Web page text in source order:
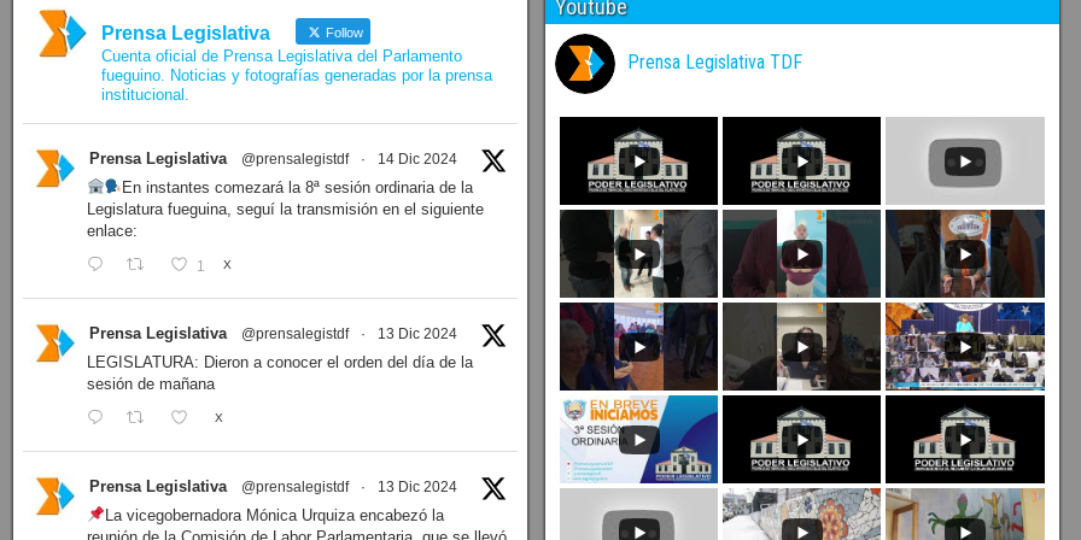
Prensa Legislativa Follow
Cuenta oficial de Prensa Legislativa del Parlamento
fueguino. Noticias y fotografías generadas por la prensa
institucional.
Prensa Legislativa @prensalegistdf · 14 Dic 2024
En instantes comezará la 8ª sesión ordinaria de la
Legislatura fueguina, seguí la transmisión en el siguiente
enlace:
1 X
Prensa Legislativa @prensalegistdf · 13 Dic 2024
LEGISLATURA: Dieron a conocer el orden del día de la
sesión de mañana
X
Prensa Legislativa @prensalegistdf · 13 Dic 2024
La vicegobernadora Mónica Urquiza encabezó la
Youtube
Prensa Legislativa TDF